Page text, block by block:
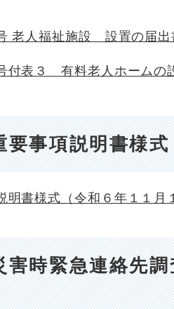
老人福祉施設 設置の届出
付表３ 有料老人ホームの
事項説明書様式
明書様式（令和６年１１
時緊急連絡先調